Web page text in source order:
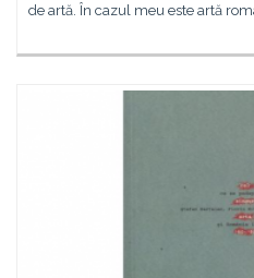
de artă. În cazul meu este artă